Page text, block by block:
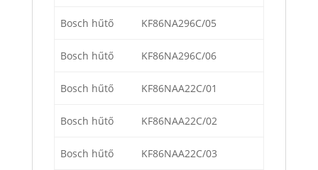
Bosch hűtő KF86NA296C/05
Bosch hűtő KF86NA296C/06
Bosch hűtő KF86NAA22C/01
Bosch hűtő KF86NAA22C/02
Bosch hűtő KF86NAA22C/03